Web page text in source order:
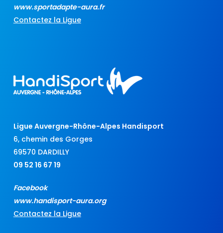
www.sportadapte-aura.fr
Contactez la Ligue
Ligue Auvergne-Rhône-Alpes Handisport
6, chemin des Gorges
69570 DARDILLY
09 52 16 67 19
Facebook
www.handisport-aura.org
Contactez la Ligue